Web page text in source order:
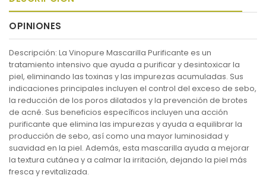
OPINIONES
Descripción: La Vinopure Mascarilla Purificante es un
tratamiento intensivo que ayuda a purificar y desintoxicar la
piel, eliminando las toxinas y las impurezas acumuladas. Sus
indicaciones principales incluyen el control del exceso de sebo,
la reducción de los poros dilatados y la prevención de brotes
de acné. Sus beneficios específicos incluyen una acción
purificante que elimina las impurezas y ayuda a equilibrar la
producción de sebo, así como una mayor luminosidad y
suavidad en la piel. Además, esta mascarilla ayuda a mejorar
la textura cutánea y a calmar la irritación, dejando la piel más
fresca y revitalizada.